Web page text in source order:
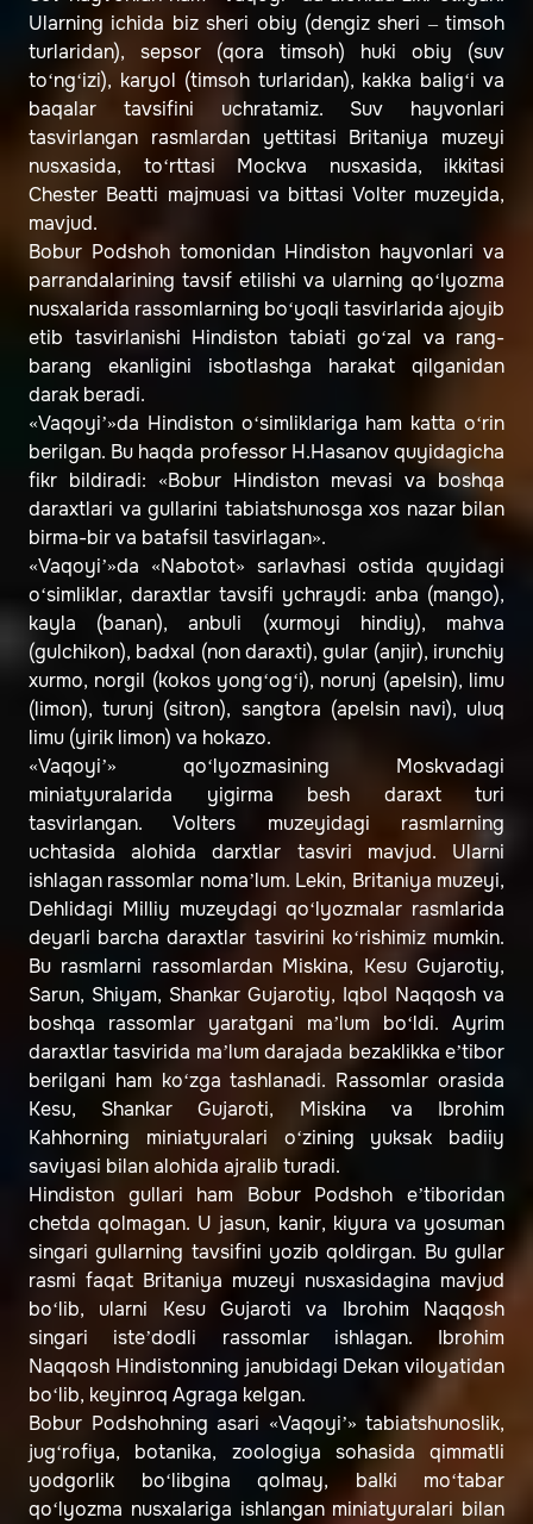
Ularning ichida biz sheri obiy (dengiz sheri – timsoh
turlaridan), sepsor (qora timsoh) huki obiy (suv
to‘ng‘izi), karyol (timsoh turlaridan), kakka balig‘i va
baqalar tavsifini uchratamiz. Suv hayvonlari
tasvirlangan rasmlardan yettitasi Britaniya muzeyi
nusxasida, to‘rttasi Mockva nusxasida, ikkitasi
Chester Beatti majmuasi va bittasi Volter muzeyida,
mavjud.
Bobur Podshoh tomonidan Hindiston hayvonlari va
parrandalarining tavsif etilishi va ularning qo‘lyozma
nusxalarida rassomlarning bo‘yoqli tasvirlarida ajoyib
etib tasvirlanishi Hindiston tabiati go‘zal va rang-
barang ekanligini isbotlashga harakat qilganidan
darak beradi.
«Vaqoyi’»da Hindiston o‘simliklariga ham katta o‘rin
berilgan. Bu haqda professor H.Hasanov quyidagicha
fikr bildiradi: «Bobur Hindiston mevasi va boshqa
daraxtlari va gullarini tabiatshunosga xos nazar bilan
birma-bir va batafsil tasvirlagan».
«Vaqoyi’»da «Nabotot» sarlavhasi ostida quyidagi
o‘simliklar, daraxtlar tavsifi ychraydi: anba (mango),
kayla (banan), anbuli (xurmoyi hindiy), mahva
(gulchikon), badxal (non daraxti), gular (anjir), irunchiy
xurmo, norgil (kokos yong‘og‘i), norunj (apelsin), limu
(limon), turunj (sitron), sangtora (apelsin navi), uluq
limu (yirik limon) va hokazo.
«Vaqoyi’» qo‘lyozmasining Moskvadagi
miniatyuralarida yigirma besh daraxt turi
tasvirlangan. Volters muzeyidagi rasmlarning
uchtasida alohida darxtlar tasviri mavjud. Ularni
ishlagan rassomlar noma’lum. Lekin, Britaniya muzeyi,
Dehlidagi Milliy muzeydagi qo‘lyozmalar rasmlarida
deyarli barcha daraxtlar tasvirini ko‘rishimiz mumkin.
Bu rasmlarni rassomlardan Miskina, Kesu Gujarotiy,
Sarun, Shiyam, Shankar Gujarotiy, Iqbol Naqqosh va
boshqa rassomlar yaratgani ma’lum bo‘ldi. Ayrim
daraxtlar tasvirida ma’lum darajada bezaklikka e’tibor
berilgani ham ko‘zga tashlanadi. Rassomlar orasida
Kesu, Shankar Gujaroti, Miskina va Ibrohim
Kahhorning miniatyuralari o‘zining yuksak badiiy
saviyasi bilan alohida ajralib turadi.
Hindiston gullari ham Bobur Podshoh e’tiboridan
chetda qolmagan. U jasun, kanir, kiyura va yosuman
singari gullarning tavsifini yozib qoldirgan. Bu gullar
rasmi faqat Britaniya muzeyi nusxasidagina mavjud
bo‘lib, ularni Kesu Gujaroti va Ibrohim Naqqosh
singari iste’dodli rassomlar ishlagan. Ibrohim
Naqqosh Hindistonning janubidagi Dekan viloyatidan
bo‘lib, keyinroq Agraga kelgan.
Bobur Podshohning asari «Vaqoyi’» tabiatshunoslik,
jug‘rofiya, botanika, zoologiya sohasida qimmatli
yodgorlik bo‘libgina qolmay, balki mo‘tabar
qo‘lyozma nusxalariga ishlangan miniatyuralari bilan